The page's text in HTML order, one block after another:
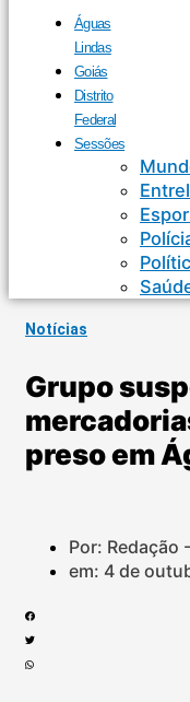
Águas
Lindas
Goiás
Distrito
Federal
Sessões
Notícias
Grupo
preso em
Por: Redação
em: 4 de